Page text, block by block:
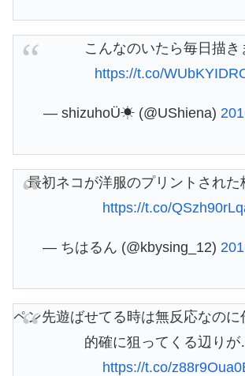
こんなのいたら毎日描き
https://t.co/
— shizuhoÜ☀︎ (@UShiena)
最初ネコが洋服のプリントされた
https://t.co/
— ちはるん (@kbysing_12)
ペン先遊ばせてる時は無反応なのに
的確に狙ってくる辺り
https://t.co/